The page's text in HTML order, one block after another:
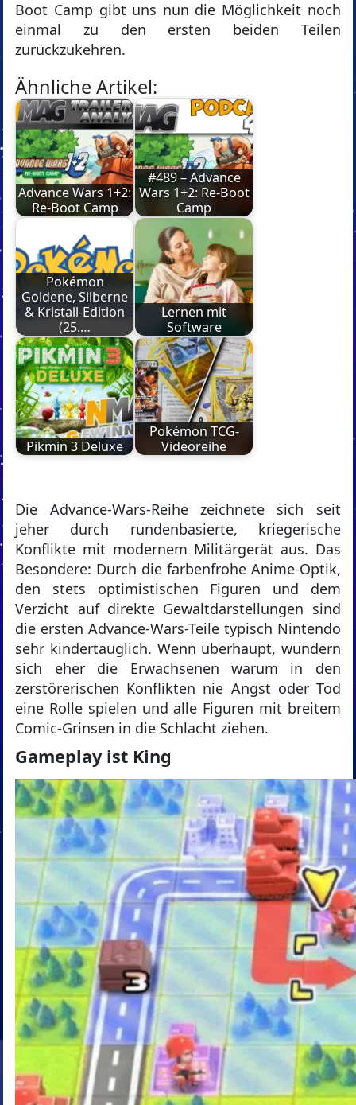
Boot Camp gibt uns nun die Möglichkeit noch
einmal zu den ersten beiden Teilen
zurückzukehren.
Ähnliche Artikel:
Advance Wars 1+2:
Re-Boot Camp
#489 – Advance
Wars 1+2: Re-Boot
Camp
Pokémon
Goldene, Silberne
& Kristall-Edition
(25.…
Lernen mit
Software
Pikmin 3 Deluxe
Pokémon TCG-
Videoreihe
Die Advance-Wars-Reihe zeichnete sich seit
jeher durch rundenbasierte, kriegerische
Konflikte mit modernem Militärgerät aus. Das
Besondere: Durch die farbenfrohe Anime-Optik,
den stets optimistischen Figuren und dem
Verzicht auf direkte Gewaltdarstellungen sind
die ersten Advance-Wars-Teile typisch Nintendo
sehr kindertauglich. Wenn überhaupt, wundern
sich eher die Erwachsenen warum in den
zerstörerischen Konflikten nie Angst oder Tod
eine Rolle spielen und alle Figuren mit breitem
Comic-Grinsen in die Schlacht ziehen.
Gameplay ist King